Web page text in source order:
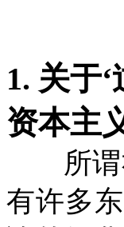
1. 关于
资本主
所谓社
有许多